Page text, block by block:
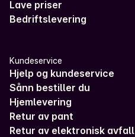
Lave priser
Bedriftslevering
Kundeservice
Hjelp og kundeservice
Sånn bestiller du
Hjemlevering
Retur av pant
Retur av elektronisk avfall